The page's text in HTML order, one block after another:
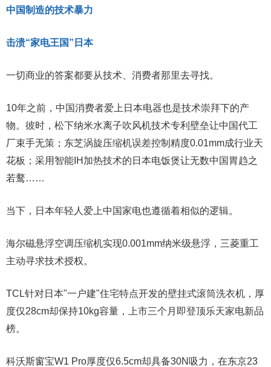
中国制造的技术暴力
击溃“家电王国”日本
一切商业的答案都要从技术、消费者那里去寻找。
10年之前，中国消费者爱上日本电器也是技术崇拜下的产
物。彼时，松下纳米水离子吹风机技术专利壁垒让中国代工
厂束手无策；东芝涡旋压缩机误差控制精度0.01mm成行业天
花板；采用智能IH加热技术的日本电饭煲让无数中国胃趋之
若鹜……
当下，日本年轻人爱上中国家电也遵循着相似的逻辑。
海尔磁悬浮空调压缩机实现0.001mm纳米级悬浮，三菱重工
主动寻求技术授权。
TCL针对日本"一户建"住宅特点开发的壁挂式滚筒洗衣机，厚
度仅28cm却保持10kg容量，上市三个月即登顶乐天家电新品
榜。
科沃斯窗宝W1 Pro厚度仅6.5cm却具备30N吸力，在东京23